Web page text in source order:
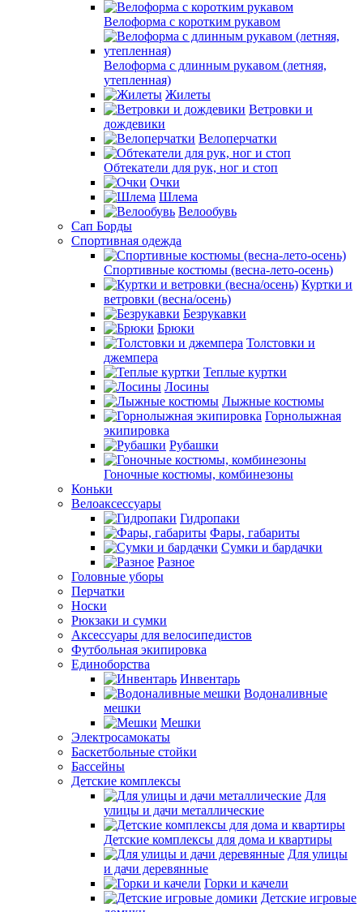
Велоформа с коротким рукавом
Велоформа с длинным рукавом (летняя,
утепленная)
Жилеты
Ветровки и
дождевики
Велоперчатки
Обтекатели для рук, ног и стоп
Очки
Шлема
Велообувь
Сап Борды
Спортивная одежда
Спортивные костюмы (весна-лето-осень)
Куртки и
ветровки (весна/осень)
Безрукавки
Брюки
Толстовки и
джемпера
Теплые куртки
Лосины
Лыжные костюмы
Горнолыжная
экипировка
Рубашки
Гоночные костюмы, комбинезоны
Коньки
Велоаксессуары
Гидропаки
Фары, габариты
Сумки и бардачки
Разное
Головные уборы
Перчатки
Носки
Рюкзаки и сумки
Аксессуары для велосипедистов
Футбольная экипировка
Единоборства
Инвентарь
Водоналивные
мешки
Мешки
Электросамокаты
Баскетбольные стойки
Бассейны
Детские комплексы
Для
улицы и дачи металлические
Детские комплексы для дома и квартиры
Для улицы
и дачи деревянные
Горки и качели
Детские игровые